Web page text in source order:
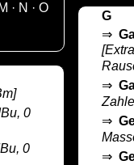
M · N ·O
0
0
G
⇒
⇒
⇒
⇒